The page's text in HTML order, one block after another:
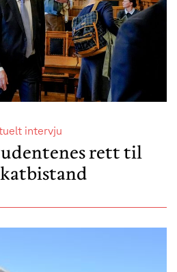
intervju
rett til